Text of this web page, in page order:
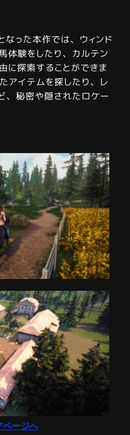
なった本作では、ウィンド
体験をしたり、カルテン
に探索することができま
アイテムを探したり、レ
、秘密や隠されたロケー
ページへ